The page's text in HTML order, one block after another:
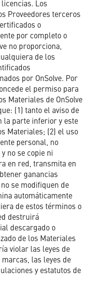
Los
Proveedores terceros
o
por completo o
no proporciona,
de los
por OnSolve. Por
el permiso para
Materiales de OnSolve
(1) tanto el aviso de
la parte inferior y este
Materiales; (2) el uso
personal, no
no se copie ni
en red, transmita en
ganancias
se modifiquen de
automáticamente
de estos términos o
destruirá
descargado o
de los Materiales
violar las leyes de
las leyes de
y estatutos de